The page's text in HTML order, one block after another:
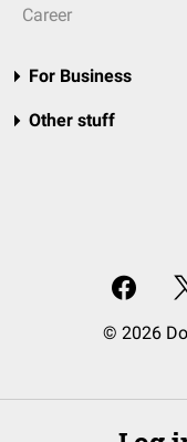
Career
For Business
Other stuff
© 2026